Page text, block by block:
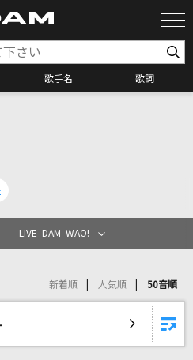
歌手名 歌詞
ケ検索
リクエスト
われている曲の一覧
LIVE DAM WAO!
新着順 人気順 50音順